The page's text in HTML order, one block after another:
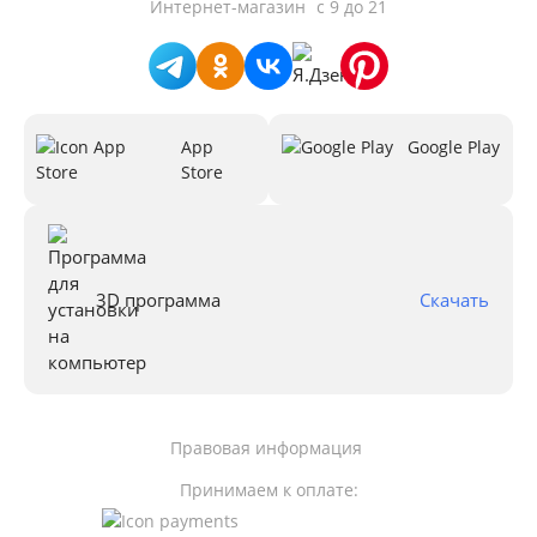
Интернет-магазин с 9 до 21
App
Store
Google Play
3D программа Скачать
Принимаем к оплате:
Правовая информация